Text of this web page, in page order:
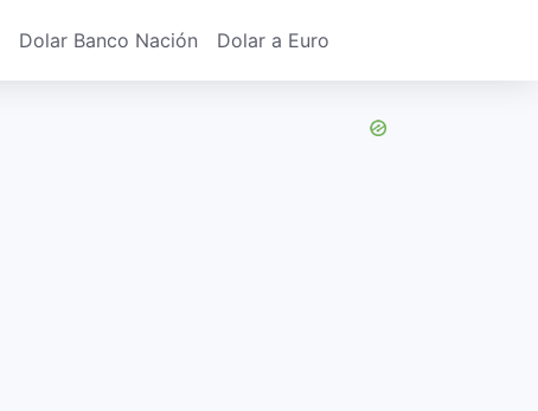
Dolar Banco Nación Dolar a Euro